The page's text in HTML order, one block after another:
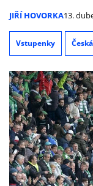
JIŘÍ HOVORKA13.
Vstupenky